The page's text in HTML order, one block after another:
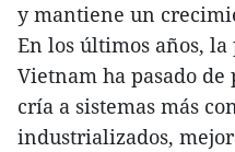
y mantiene un
En los últimos años,
Vietnam ha pasado de
cría a sistemas más
industrializados,